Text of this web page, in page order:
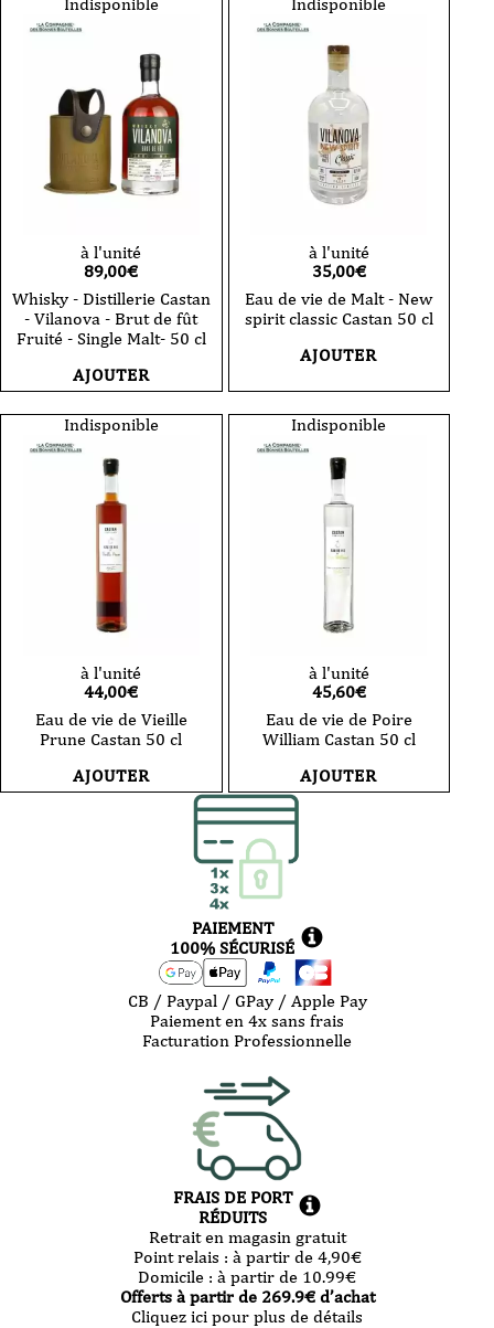
à l'unité
89,00€
Whisky - Distillerie Castan
- Vilanova - Brut de fût
Fruité - Single Malt- 50 cl
AJOUTER
à l'unité
35,00€
Eau de vie de Malt - New
spirit classic Castan 50 cl
AJOUTER
Indisponible
à l'unité
44,00€
Eau de vie de Vieille
Prune Castan 50 cl
AJOUTER
Indisponible
à l'unité
45,60€
Eau de vie de Poire
William Castan 50 cl
AJOUTER
PAIEMENT
100% SÉCURISÉ
CB / Paypal / GPay / Apple Pay
Paiement en 4x sans frais
Facturation Professionnelle
FRAIS DE PORT
RÉDUITS
Retrait en magasin gratuit
Point relais : à partir de 4,90€
Domicile : à partir de 10.99€
Offerts à partir de 269.9€ d’achat
Cliquez ici pour plus de détails